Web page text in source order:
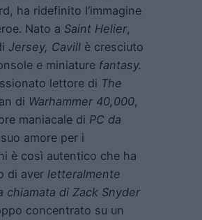
ha ridefinito l’immagine
Nato a Saint Helier,
Jersey, Cavill è cresciuto
e miniature fantasy.
lettore di The
di Warhammer 40,000,
maniacale di PC da
amore per i
è così autentico che ha
di aver letteralmente
chiamata di Zack Snyder
concentrato su un